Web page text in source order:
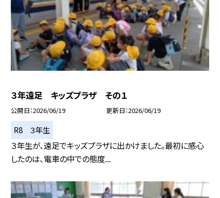
３年遠足 キッズプラザ その１
公開日 2026/06/19 更新日 2026/06/19
R8 ３年生
３年生が、遠足でキッズプラザに出かけました。最初に感心
したのは、電車の中での態度...